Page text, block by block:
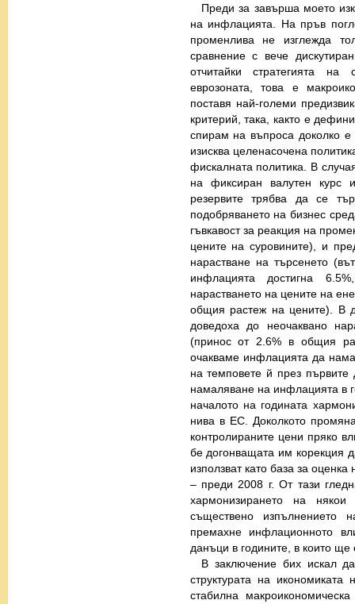
Преди за завърша моето
на инфлацията. На пръв
променлива не изглежда
сравнение с вече
отчитайки стратегията
еврозоната, това е
поставя най-големи
критерий, така, както е
спирам на въпроса доколко
изисква целенасочена
фискалната политика. В
на фиксиран валутен курс
резервите трябва да се
подобряването на бизнес
гъвкавост за реакция на
цените на суровините), и
нарастване на търсенето
инфлацията достигна
нарастването на цените на
общия растеж на цените). В
доведоха до неочаквано
(принос от 2.6% в общия
очакваме инфлацията да
на темповете й през
намаляване на инфлацията в
началото на годината
нива в ЕС. Доколкото
контролираните цени пряко
бе догонващата им корекция
използват като база за
– преди 2008 г. От тази
хармонизирането на
съществено
премахне инфлационното
данъци в годините, в които
В заключение бих искал
структурата на
стабилна